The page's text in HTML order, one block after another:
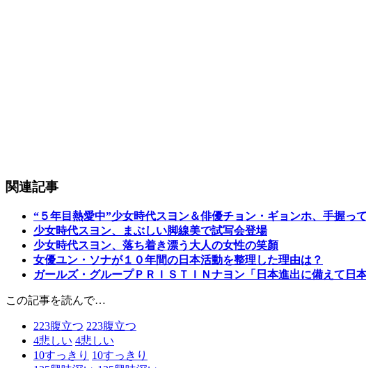
関連記事
“５年目熱愛中”少女時代スヨン＆俳優チョン・ギョンホ、手握っ
少女時代スヨン、まぶしい脚線美で試写会登場
少女時代スヨン、落ち着き漂う大人の女性の笑顏
女優ユン・ソナが１０年間の日本活動を整理した理由は？
ガールズ・グループＰＲＩＳＴＩＮナヨン「日本進出に備えて日
この記事を読んで…
223腹立つ 223腹立つ
4悲しい 4悲しい
10すっきり 10すっきり